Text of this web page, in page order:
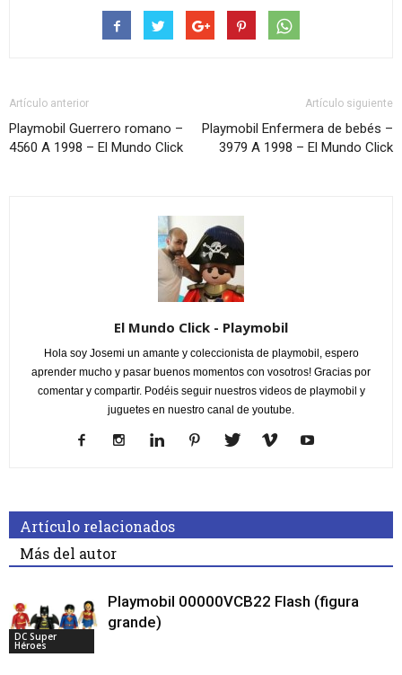
Artículo anterior
Playmobil Guerrero romano –
4560 A 1998 – El Mundo Click
Artículo siguiente
Playmobil Enfermera de bebés –
3979 A 1998 – El Mundo Click
El Mundo Click - Playmobil
Hola soy Josemi un amante y coleccionista de playmobil, espero
aprender mucho y pasar buenos momentos con vosotros! Gracias por
comentar y compartir. Podéis seguir nuestros videos de playmobil y
juguetes en nuestro canal de youtube.
Artículo relacionados
Más del autor
DC Super
Héroes
Playmobil 00000VCB22 Flash (figura
grande)